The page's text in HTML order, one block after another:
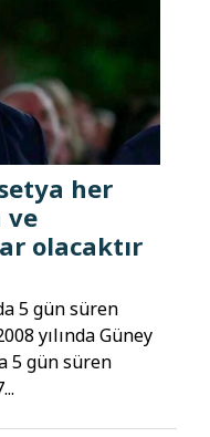
her
ve
olacaktır
5 gün süren
yılında Güney
5 gün süren